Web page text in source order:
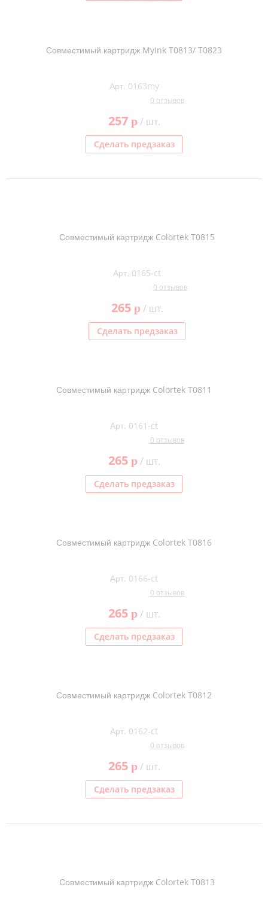
Совместимый картридж MyInk T0813/ T0823
Арт. 0163my
0 отзывов
257 p/ шт.
Сделать предзаказ
Совместимый картридж Colortek T0815
Арт. 0165-ct
0 отзывов
265 p/ шт.
Сделать предзаказ
Совместимый картридж Colortek T0811
Арт. 0161-ct
0 отзывов
265 p/ шт.
Сделать предзаказ
Совместимый картридж Colortek T0816
Арт. 0166-ct
0 отзывов
265 p/ шт.
Сделать предзаказ
Совместимый картридж Colortek T0812
Арт. 0162-ct
0 отзывов
265 p/ шт.
Сделать предзаказ
Совместимый картридж Colortek T0813